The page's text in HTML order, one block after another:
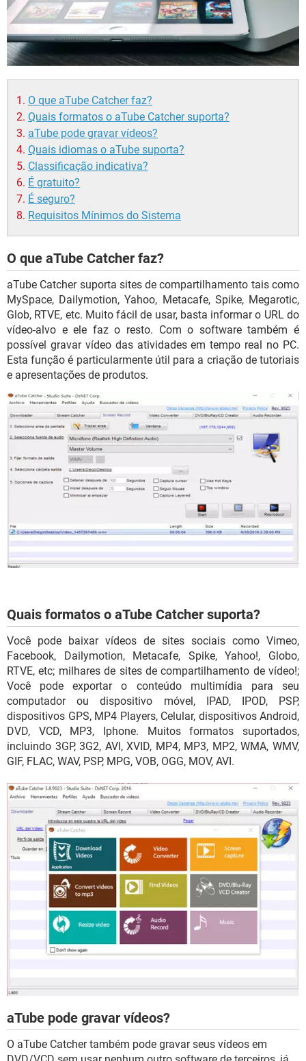
O que aTube Catcher faz?
Quais formatos o aTube Catcher suporta?
aTube pode gravar vídeos?
Quais idiomas o aTube suporta?
Classificação indicativa?
É gratuito?
É seguro?
Requisitos Mínimos do Sistema
O que aTube Catcher faz?
aTube Catcher suporta sites de compartilhamento tais como
MySpace, Dailymotion, Yahoo, Metacafe, Spike, Megarotic,
Glob, RTVE, etc. Muito fácil de usar, basta informar o URL do
vídeo-alvo e ele faz o resto. Com o software também é
possível gravar vídeo das atividades em tempo real no PC.
Esta função é particularmente útil para a criação de tutoriais
e apresentações de produtos.
Quais formatos o aTube Catcher suporta?
Você pode baixar vídeos de sites sociais como Vimeo,
Facebook, Dailymotion, Metacafe, Spike, Yahoo!, Globo,
RTVE, etc; milhares de sites de compartilhamento de vídeo!;
Você pode exportar o conteúdo multimídia para seu
computador ou dispositivo móvel, IPAD, IPOD, PSP,
dispositivos GPS, MP4 Players, Celular, dispositivos Android,
DVD, VCD, MP3, Iphone. Muitos formatos suportados,
incluindo 3GP, 3G2, AVI, XVID, MP4, MP3, MP2, WMA, WMV,
GIF, FLAC, WAV, PSP, MPG, VOB, OGG, MOV, AVI.
aTube pode gravar vídeos?
O aTube Catcher também pode gravar seus vídeos em